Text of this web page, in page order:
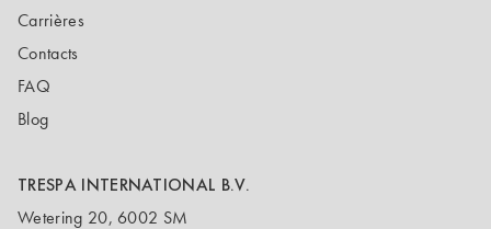
Carrières
Contacts
FAQ
Blog
TRESPA INTERNATIONAL B.V.
Wetering 20, 6002 SM